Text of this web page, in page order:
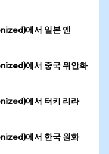
에서 일본 엔
에서 중국 위안화
에서 터키 리라
에서 한국 원화